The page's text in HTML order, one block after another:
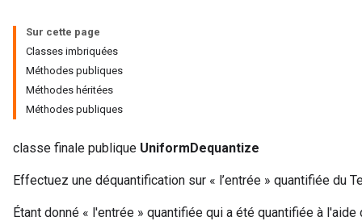
Sur cette page
Classes imbriquées
Méthodes publiques
Méthodes héritées
Méthodes publiques
classe finale publique UniformDequantize
Effectuez une déquantification sur « l’entrée » quantifiée du
Étant donné « l'entrée » quantifiée qui a été quantifiée à